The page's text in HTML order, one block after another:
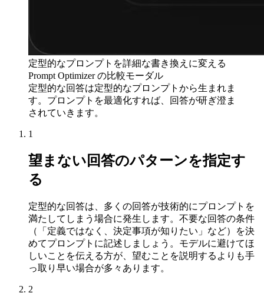
定型的なプロンプトを詳細な書き換えに変える
Prompt Optimizer の比較モーダル
定型的な回答は定型的なプロンプトから生まれま
す。プロンプトを最適化すれば、回答が研ぎ澄ま
されていきます。
1
望まない回答のパターンを指定す
る
定型的な回答は、多くの回答が技術的にプロンプトを
満たしてしまう場合に発生します。不要な回答の条件
（「定義ではなく、決定事項が知りたい」など）を決
めてプロンプトに記述しましょう。モデルに避けてほ
しいことを伝える方が、望むことを説明するよりも手
っ取り早い場合が多々あります。
2